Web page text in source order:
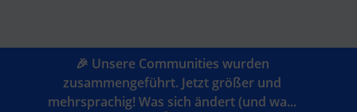
🎉 Unsere Communities wurden
zusammengeführt. Jetzt größer und
mehrsprachig! Was sich ändert (und wa...